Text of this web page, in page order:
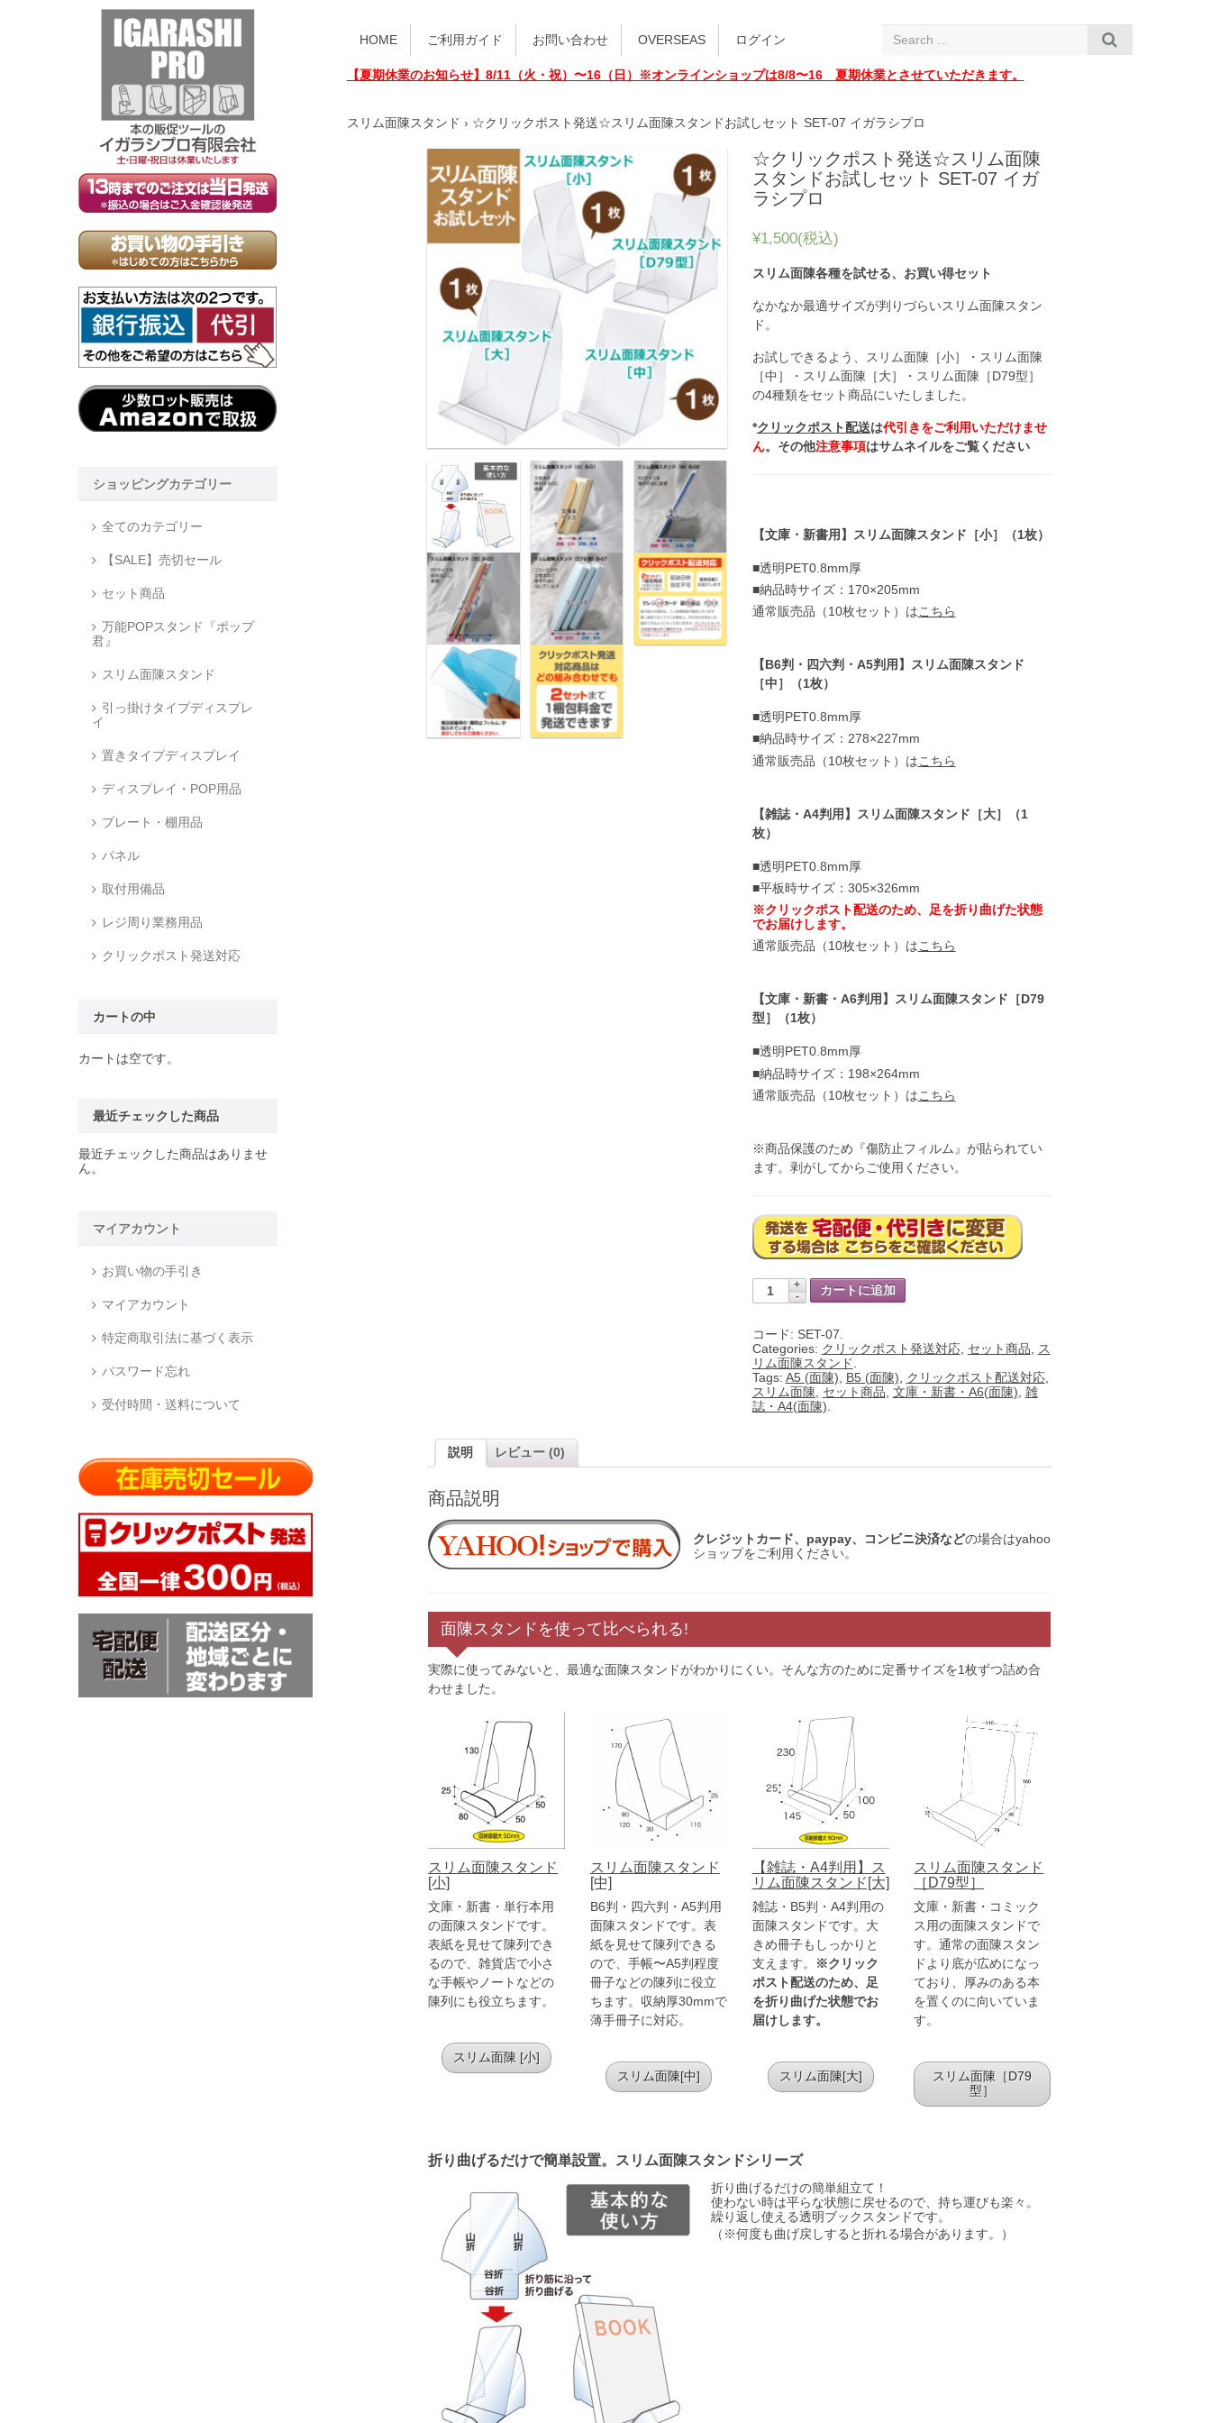
a
HOME ご利用ガイド お問い合わせ OVERSEAS ログイン
【夏期休業のお知らせ】8/11（火・祝）〜16（日）※オンラインショップは8/8〜16 夏期休業とさせていただきます。
スリム面陳スタンド › ☆クリックポスト発送☆スリム面陳スタンドお試しセット SET-07 イガラシプロ
☆クリックポスト発送☆スリム面陳
スタンドお試しセット SET-07 イガ
ラシプロ
¥1,500(税込)
スリム面陳各種を試せる、お買い得セット
なかなか最適サイズが判りづらいスリム面陳スタン
ド。
お試しできるよう、スリム面陳［小］・スリム面陳
［中］・スリム面陳［大］・スリム面陳［D79型］
の4種類をセット商品にいたしました。
*クリックポスト配送は代引きをご利用いただけませ
ん。その他注意事項はサムネイルをご覧ください
【文庫・新書用】スリム面陳スタンド［小］（1枚）
■透明PET0.8mm厚
■納品時サイズ：170×205mm
通常販売品（10枚セット）はこちら
【B6判・四六判・A5判用】スリム面陳スタンド
［中］（1枚）
■透明PET0.8mm厚
■納品時サイズ：278×227mm
通常販売品（10枚セット）は こちら
【雑誌・A4判用】スリム面陳スタンド［大］（1
枚）
■透明PET0.8mm厚
■平板時サイズ：305×326mm
※クリックポスト配送のため、足を折り曲げた状態
でお届けします。
通常販売品（10枚セット）はこちら
【文庫・新書・A6判用】スリム面陳スタンド［D79
型］（1枚）
■透明PET0.8mm厚
■納品時サイズ：198×264mm
通常販売品（10枚セット）は こちら
※商品保護のため『傷防止フィルム』が貼られてい
ます。剥がしてからご使用ください。
カートに追加
コード: SET-07
Categories: クリックポスト発送対応, セット商品
ス
リム面陳スタンド
Tags: A5 (面陳) B5 (面陳) クリックポスト配送対応,
スリム面陳
セット商品 文庫・新書・A6(面陳) 雑
誌・A4(面陳)
説明 レビュー (0)
商品説明
クレジットカード、paypay、コンビニ決済などの場合はyahoo
ショップをご利用ください。
面陳スタンドを使って比べられる!
実際に使ってみないと、最適な面陳スタンドがわかりにくい。そんな方のために定番サイズを1枚ずつ詰め合
わせました。
スリム面陳スタンド
[小]
文庫・新書・単行本用
の面陳スタンドです。
表紙を見せて陳列でき
るので、雑貨店で小さ
な手帳やノートなどの
陳列にも役立ちます。
スリム面陳 [小]
スリム面陳スタンド
[中]
B6判・四六判・A5判用
面陳スタンドです。表
紙を見せて陳列できる
ので、手帳〜A5判程度
冊子などの陳列に役立
ちます。収納厚30mmで
薄手冊子に対応。
スリム面陳[中]
【雑誌・A4判用】ス
リム面陳スタンド[大]
雑誌・B5判・A4判用の
面陳スタンドです。大
きめ冊子もしっかりと
支えます。
※クリック
ポスト配送のため、足
を折り曲げた状態でお
届けします。
スリム面陳[大]
スリム面陳スタンド
［D79型］
文庫・新書・コミック
ス用の面陳スタンドで
す。通常の面陳スタン
ドより底が広めになっ
ており、厚みのある本
を置くのに向いていま
す。
スリム面陳［D79
型］
折り曲げるだけで簡単設置。スリム面陳スタンドシリーズ
折り曲げるだけの簡単組立て！
使わない時は平らな状態に戻せるので、持ち運びも楽々。
繰り返し使える透明ブックスタンドです。
（※何度も曲げ戻しすると折れる場合があります。）
ショッピングカテゴリー
全てのカテゴリー
【SALE】売切セール
セット商品
万能POPスタンド『ポップ
君』
スリム面陳スタンド
引っ掛けタイプディスプレ
イ
置きタイプディスプレイ
ディスプレイ・POP用品
プレート・棚用品
パネル
取付用備品
レジ周り業務用品
クリックポスト発送対応
カートの中
カートは空です。
最近チェックした商品
最近チェックした商品はありませ
ん。
マイアカウント
お買い物の手引き
マイアカウント
特定商取引法に基づく表示
パスワード忘れ
受付時間・送料について